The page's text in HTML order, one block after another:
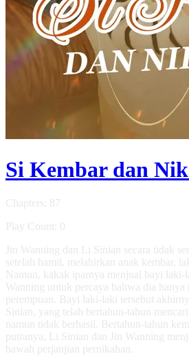
Si Kembar dan
Chapters: 87
Play Count: 0
Jin Wanning dan Li Sinian secara tidak
setelah hamil, melahirkan anak kembar,
Namun, kakak iparnya menjual bayi laki-
Wanning untuk percaya bahwa dia hanya
perempuan. Bayi laki-laki tersebut
Sinian, yang telah bertahun-tahun
namun tidak berhasil. Bertahun-tahun
putranya, Li Sinian dan Jin Wanning
bawah perjanjian pernikahan.